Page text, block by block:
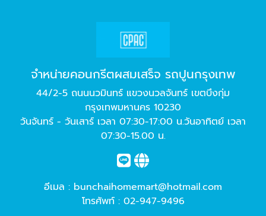
จำหน่ายคอนกรีตผสมเสร็จ รถปูนกรุงเทพ
44/2-5 ถนนนวมินทร์ แขวงนวลจันทร์ เขตบึงกุ่ม
กรุงเทพมหานคร 10230
วันจันทร์ - วันเสาร์ เวลา 07:30-17:00 น.วันอาทิตย์ เวลา
07:30-15.00 น.
อีเมล : bunchaihomemart@hotmail.com
โทรศัพท์ : 02-947-9496